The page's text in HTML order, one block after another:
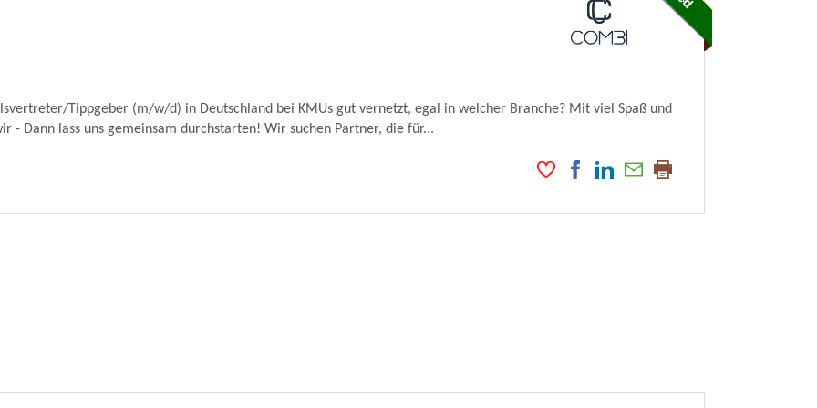
Tippgeber (m/w/d) in Deutschland bei KMUs gut vernetzt, egal in welcher Branche? Mit viel Spaß und
- Dann lass uns gemeinsam durchstarten! Wir suchen Partner, die für...